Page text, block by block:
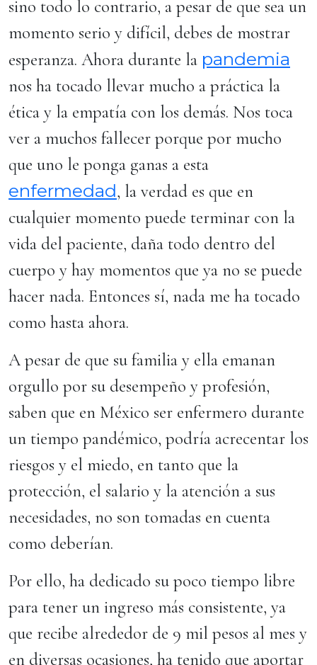
sino todo lo contrario, a pesar de que sea un
momento serio y difícil, debes de mostrar
esperanza. Ahora durante la pandemia
nos ha tocado llevar mucho a práctica la
ética y la empatía con los demás. Nos toca
ver a muchos fallecer porque por mucho
que uno le ponga ganas a esta
enfermedad, la verdad es que en
cualquier momento puede terminar con la
vida del paciente, daña todo dentro del
cuerpo y hay momentos que ya no se puede
hacer nada. Entonces sí, nada me ha tocado
como hasta ahora.
A pesar de que su familia y ella emanan
orgullo por su desempeño y profesión,
saben que en México ser enfermero durante
un tiempo pandémico, podría acrecentar los
riesgos y el miedo, en tanto que la
protección, el salario y la atención a sus
necesidades, no son tomadas en cuenta
como deberían.
Por ello, ha dedicado su poco tiempo libre
para tener un ingreso más consistente, ya
que recibe alrededor de 9 mil pesos al mes y
en diversas ocasiones, ha tenido que aportar